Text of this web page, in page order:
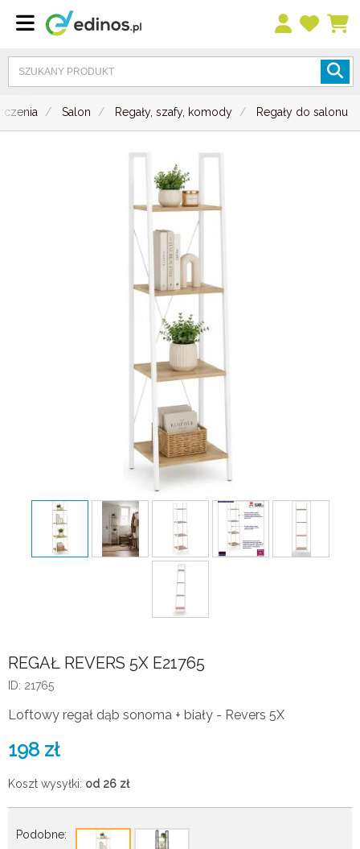
Salon Regały, szafy, komody Regały do salonu
REGAŁ REVERS 5X E21765
ID: 21765
Loftowy regał dąb sonoma + biały - Revers 5X
198 zł
Koszt wysyłki: od 26 zł
Podobne: